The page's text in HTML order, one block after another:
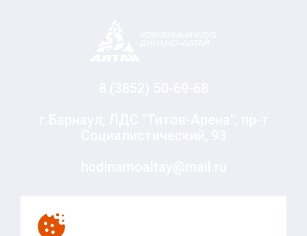
© Хоккейный клуб «Динамо-Алтай», 2010-2020